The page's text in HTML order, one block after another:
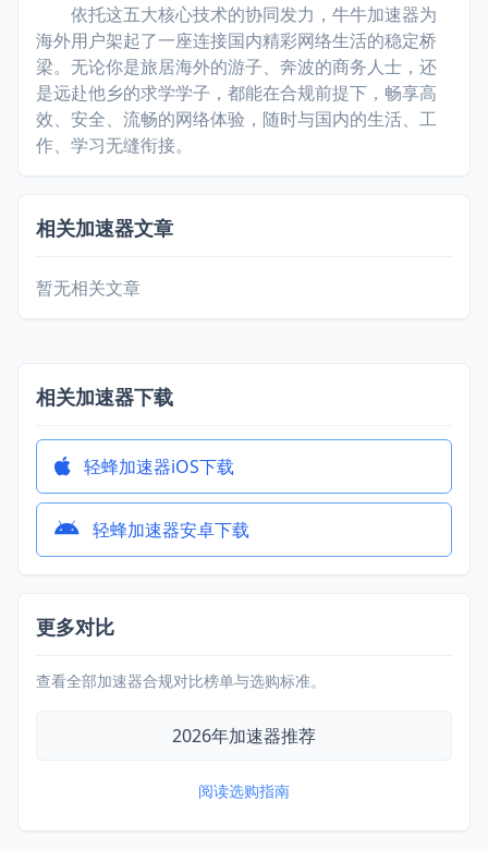
依托这五大核心技术的协同发力，牛牛加速器为
海外用户架起了一座连接国内精彩网络生活的稳定桥
梁。无论你是旅居海外的游子、奔波的商务人士，还
是远赴他乡的求学学子，都能在合规前提下，畅享高
效、安全、流畅的网络体验，随时与国内的生活、工
作、学习无缝衔接。
相关加速器文章
暂无相关文章
相关加速器下载
轻蜂加速器iOS下载
轻蜂加速器安卓下载
更多对比
查看全部加速器合规对比榜单与选购标准。
2026年加速器推荐
阅读选购指南